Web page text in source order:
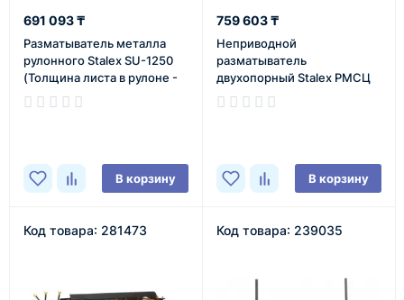
691 093 ₸
Разматыватель металла
рулонного Stalex SU-1250
(Толщина листа в рулоне -
0,5-1,2 мм)
В корзину
759 603 ₸
Неприводной
разматыватель
двухопорный Stalex РМСЦ
(Масса-320 кг, внутренний
диаметр-415-620 мм)
В корзину
Код товара: 281473 Код товара: 239035